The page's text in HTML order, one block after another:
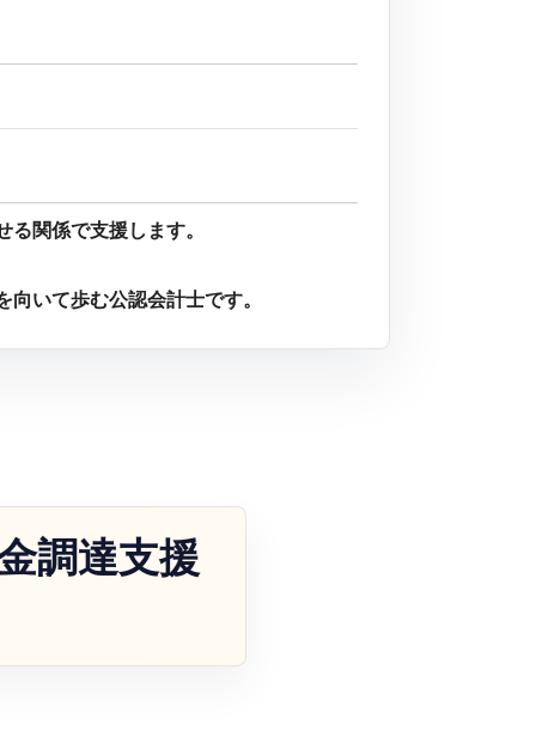
関係で支援します。
いて歩む公認会計士です。
調達支援